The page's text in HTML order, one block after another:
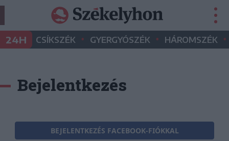
24H CSÍKSZÉK • GYERGYÓSZÉK • HÁROMSZÉK •
Bejelentkezés
BEJELENTKEZÉS FACEBOOK-FIÓKKAL